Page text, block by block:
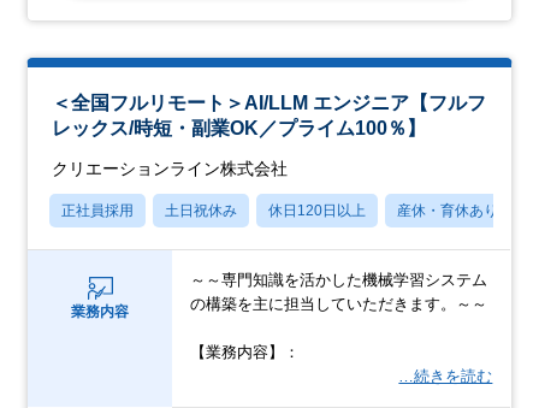
＜全国フルリモート＞AI/LLM エンジニア【フルフ
レックス/時短・副業OK／プライム100％】
クリエーションライン株式会社
正社員採用 土日祝休み 休日120日以上 産休・育休あり
業務内容
～～専門知識を活かした機械学習システム
の構築を主に担当していただきます。～～
【業務内容】：
…続きを読む